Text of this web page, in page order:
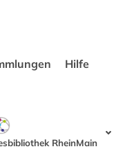
Hilfe
RheinMain